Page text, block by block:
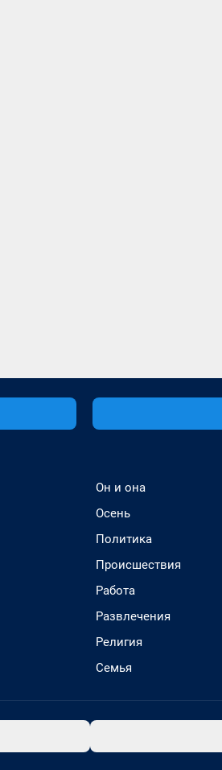
Он и она
Осень
Политика
Происшествия
Работа
Развлечения
Религия
Семья